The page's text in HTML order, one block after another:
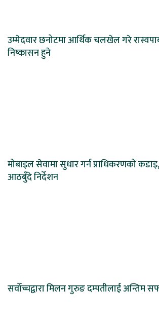
उम्मेदवार छनोटमा आर्थिक चलखेल गरे
निष्कासन हुने
मोबाइल सेवामा सुधार गर्न प्राधिकरणको
आठबुँदे निर्देशन
सर्वोच्चद्वारा मिलन गुरुङ दम्पतीलाई अन्तिम